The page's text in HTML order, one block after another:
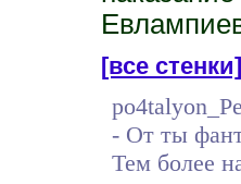
[все стенки]
- От ты
Тем более